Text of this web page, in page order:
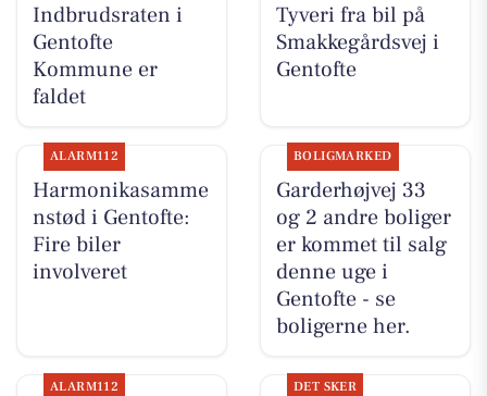
Indbrudsraten i
Gentofte
Kommune er
faldet
Tyveri fra bil på
Smakkegårdsvej i
Gentofte
ALARM112
Harmonikasamme
nstød i Gentofte:
Fire biler
involveret
BOLIGMARKED
Garderhøjvej 33
og 2 andre boliger
er kommet til salg
denne uge i
Gentofte - se
boligerne her.
ALARM112 DET SKER